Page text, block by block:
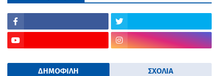
ΔΗΜΟΦΙΛΗ ΣΧΟΛΙΑ